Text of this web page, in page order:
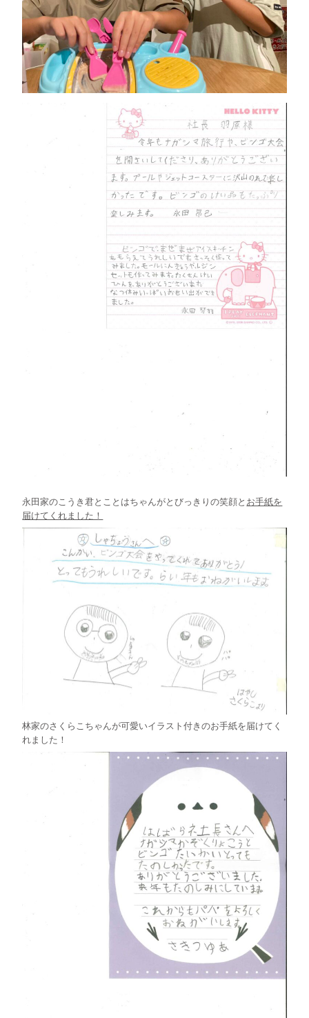
永田家のこうき君とことはちゃんがとびっきりの笑顔と お手紙を
届けてくれました！
林家のさくらこちゃんが可愛いイラスト付きのお手紙を届けてく
れました！